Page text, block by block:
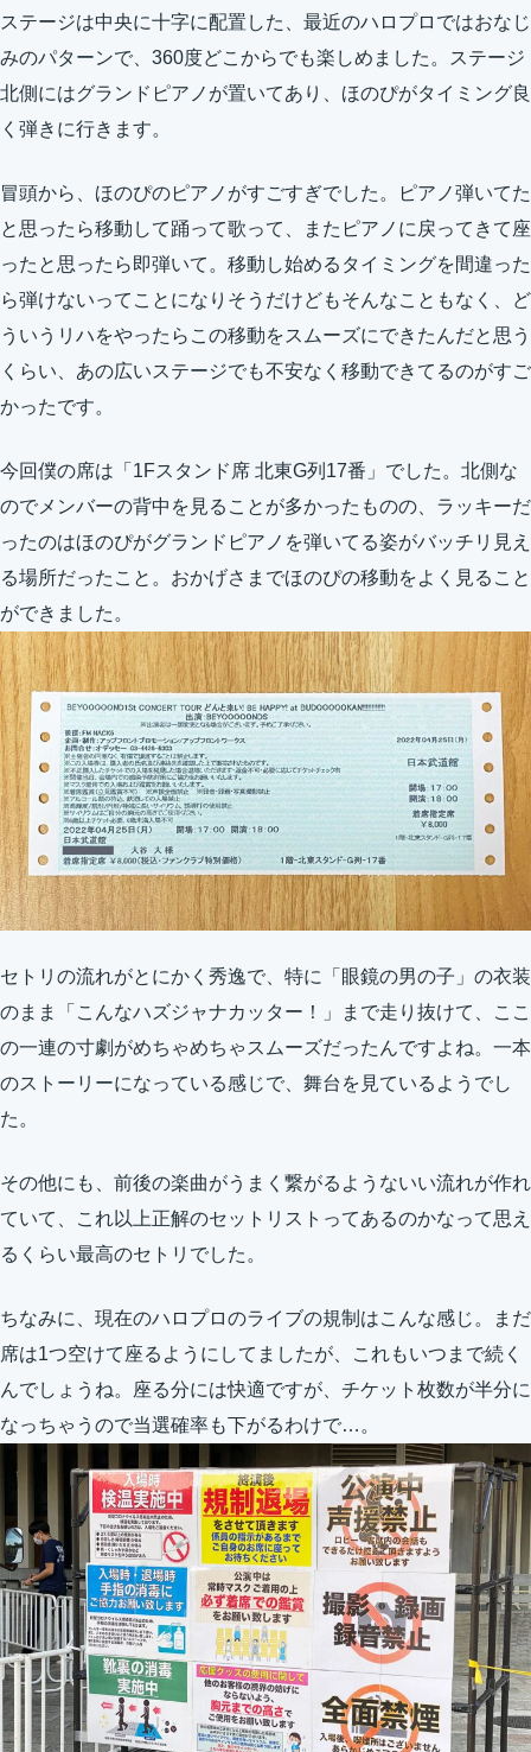
ステージは中央に十字に配置した、最近のハロプロではおなじ
みのパターンで、360度どこからでも楽しめました。ステージ
北側にはグランドピアノが置いてあり、ほのぴがタイミング良
く弾きに行きます。
冒頭から、ほのぴのピアノがすごすぎでした。ピアノ弾いてた
と思ったら移動して踊って歌って、またピアノに戻ってきて座
ったと思ったら即弾いて。移動し始めるタイミングを間違った
ら弾けないってことになりそうだけどもそんなこともなく、ど
ういうリハをやったらこの移動をスムーズにできたんだと思う
くらい、あの広いステージでも不安なく移動できてるのがすご
かったです。
今回僕の席は「1Fスタンド席 北東G列17番」でした。北側な
のでメンバーの背中を見ることが多かったものの、ラッキーだ
ったのはほのぴがグランドピアノを弾いてる姿がバッチリ見え
る場所だったこと。おかげさまでほのぴの移動をよく見ること
ができました。
セトリの流れがとにかく秀逸で、特に「眼鏡の男の子」の衣装
のまま「こんなハズジャナカッター！」まで走り抜けて、ここ
の一連の寸劇がめちゃめちゃスムーズだったんですよね。一本
のストーリーになっている感じで、舞台を見ているようでし
た。
その他にも、前後の楽曲がうまく繋がるようないい流れが作れ
ていて、これ以上正解のセットリストってあるのかなって思え
るくらい最高のセトリでした。
ちなみに、現在のハロプロのライブの規制はこんな感じ。まだ
席は1つ空けて座るようにしてましたが、これもいつまで続く
んでしょうね。座る分には快適ですが、チケット枚数が半分に
なっちゃうので当選確率も下がるわけで…。